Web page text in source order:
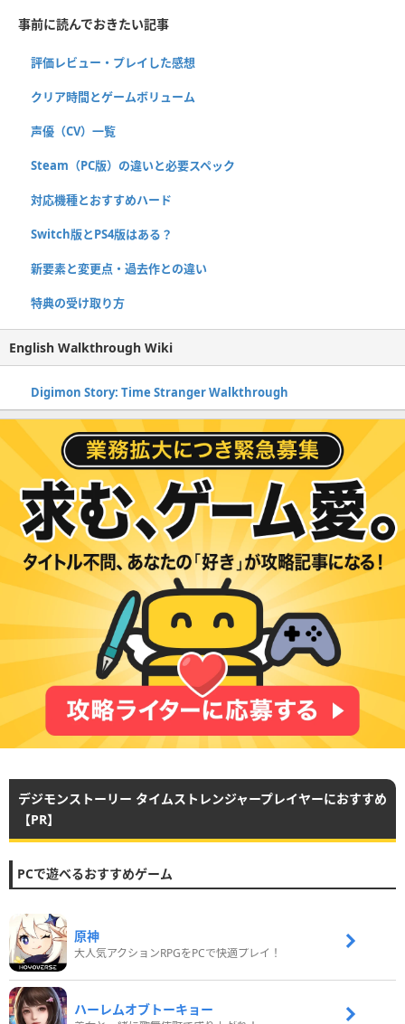
事前に読んでおきたい記事
評価レビュー・プレイした感想
クリア時間とゲームボリューム
声優（CV）一覧
Steam（PC版）の違いと必要スペック
対応機種とおすすめハード
Switch版とPS4版はある？
新要素と変更点・過去作との違い
特典の受け取り方
English Walkthrough Wiki
Digimon Story: Time Stranger Walkthrough
デジモンストーリー タイムストレンジャープレイヤーにおすすめ
【PR】
PCで遊べるおすすめゲーム
原神
大人気アクションRPGをPCで快適プレイ！
ハーレムオブトーキョー